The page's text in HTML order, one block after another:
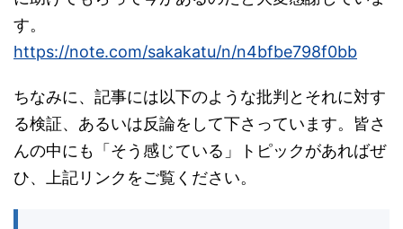
す。
https://note.com/sakakatu/n/n4bfbe798f0bb
ちなみに、記事には以下のような批判とそれに対す
る検証、あるいは反論をして下さっています。皆さ
んの中にも「そう感じている」トピックがあればぜ
ひ、上記リンクをご覧ください。